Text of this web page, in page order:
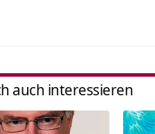
auch interessieren